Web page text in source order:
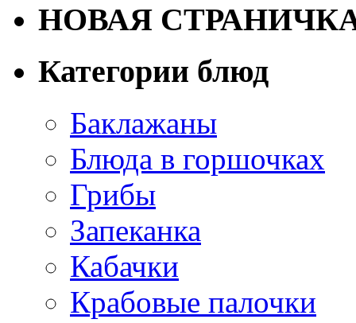
НОВАЯ
Категории блюд
Баклажаны
Блюда в горшочках
Грибы
Запеканка
Кабачки
Крабовые палочки